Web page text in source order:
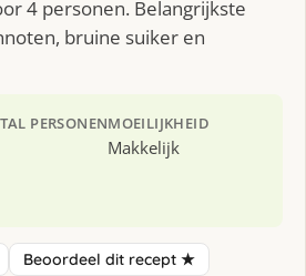
4 personen. Belangrijkste
bruine suiker en
PERSONENMOEILIJKHEID
Makkelijk
Beoordeel dit recept ★